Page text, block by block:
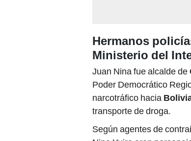
Hermanos
Ministerio del
Juan Nina fue alcalde de
Poder Democrático
narcotráfico hacia
transporte de droga.
Según agentes de